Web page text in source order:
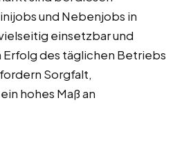
und Nebenjobs in
einsetzbar und
des täglichen Betriebs
Sorgfalt,
hohes Maß an